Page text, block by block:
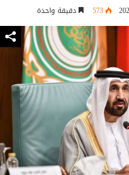
573 دقيقة واحدة